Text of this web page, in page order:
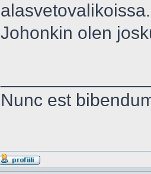
alasvetovalikoissa.
Johonkin olen
Nunc est